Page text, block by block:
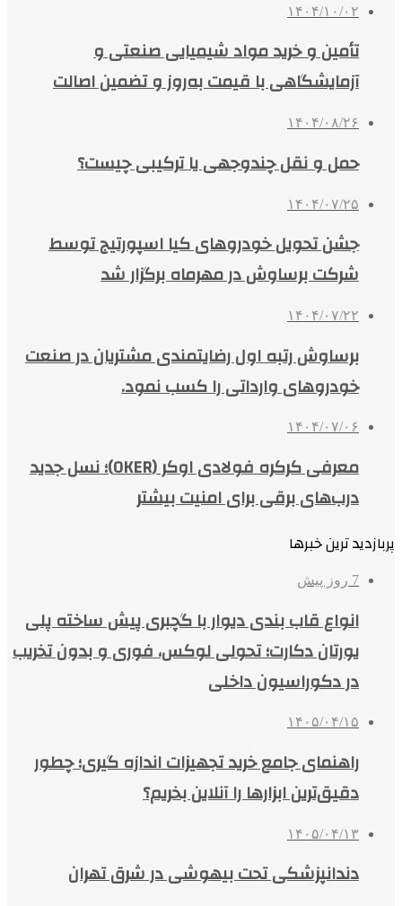
۱۴۰۴/۱۰/۰۲
تأمین و خرید مواد شیمیایی صنعتی و
آزمایشگاهی با قیمت به‌روز و تضمین اصالت
۱۴۰۴/۰۸/۲۶
حمل و نقل چندوجهی یا ترکیبی چیست؟
۱۴۰۴/۰۷/۲۵
جشن تحویل خودروهای کیا اسپورتیج توسط
شرکت برساوش در مهرماه برگزار شد
۱۴۰۴/۰۷/۲۲
برساوش رتبه اول رضایتمندی مشتریان در صنعت
خودروهای وارداتی را کسب نمود.
۱۴۰۴/۰۷/۰۶
معرفی کرکره فولادی اوکر (OKER)؛ نسل جدید
درب‌های برقی برای امنیت بیشتر
پربازدید ترین خبرها
7 روز پیش
انواع قاب بندی دیوار با گچبری پیش ساخته پلی
یورتان دکارت؛ تحولی لوکس، فوری و بدون تخریب
در دکوراسیون داخلی
۱۴۰۵/۰۴/۱۵
راهنمای جامع خرید تجهیزات اندازه گیری؛ چطور
دقیق‌ترین ابزارها را آنلاین بخریم؟
۱۴۰۵/۰۴/۱۳
دندانپزشکی تحت بیهوشی در شرق تهران